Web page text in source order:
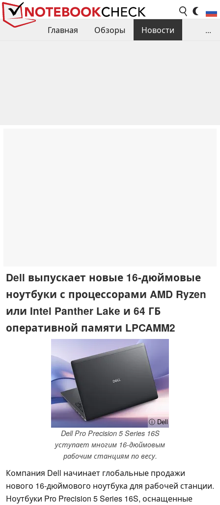
Главная Обзоры
Новости
...
Dell выпускает новые 16-дюймовые
ноутбуки с процессорами AMD Ryzen
или Intel Panther Lake и 64 ГБ
оперативной памяти LPCAMM2
ⓘ Dell
Dell Pro Precision 5 Series 16S
уступает многим 16-дюймовым
рабочим станциям по весу.
Компания Dell начинает глобальные продажи
нового 16-дюймового ноутбука для рабочей станции.
Ноутбуки Pro Precision 5 Series 16S, оснащенные